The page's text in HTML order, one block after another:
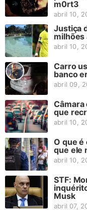
m0rt3
abril 10,
Justiça
milhões
abril 10,
Carro
banco
abril 09,
que
abril 10,
O que é
que ele
abril 10,
STF:
Musk
abril 07,